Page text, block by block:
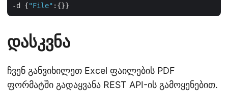
-d {"File"
დასკვნა
ჩვენ განვიხილეთ Excel ფაილების PDF
ფორმატში გადაყვანა REST API-ის გამოყენებით.